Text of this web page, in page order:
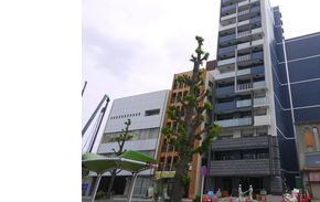
マイリスト
アパマンショップ 栄店
アパマンショップ 御器所
お問い合せ